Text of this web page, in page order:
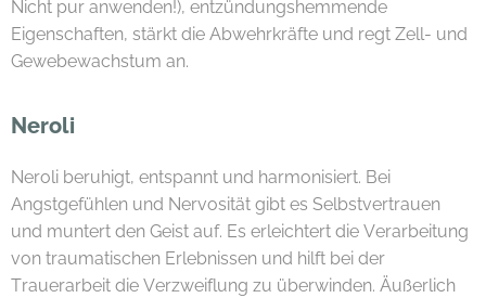
Nicht pur anwenden!), entzündungshemmende
Eigenschaften, stärkt die Abwehrkräfte und regt Zell- und
Gewebewachstum an.
Neroli
Neroli beruhigt, entspannt und harmonisiert. Bei
Angstgefühlen und Nervosität gibt es Selbstvertrauen
und muntert den Geist auf. Es erleichtert die Verarbeitung
von traumatischen Erlebnissen und hilft bei der
Trauerarbeit die Verzweiflung zu überwinden. Äußerlich